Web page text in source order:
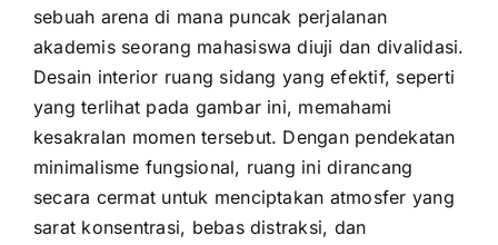
sebuah arena di mana puncak perjalanan
akademis seorang mahasiswa diuji dan divalidasi.
Desain interior ruang sidang yang efektif, seperti
yang terlihat pada gambar ini, memahami
kesakralan momen tersebut. Dengan pendekatan
minimalisme fungsional, ruang ini dirancang
secara cermat untuk menciptakan atmosfer yang
sarat konsentrasi, bebas distraksi, dan